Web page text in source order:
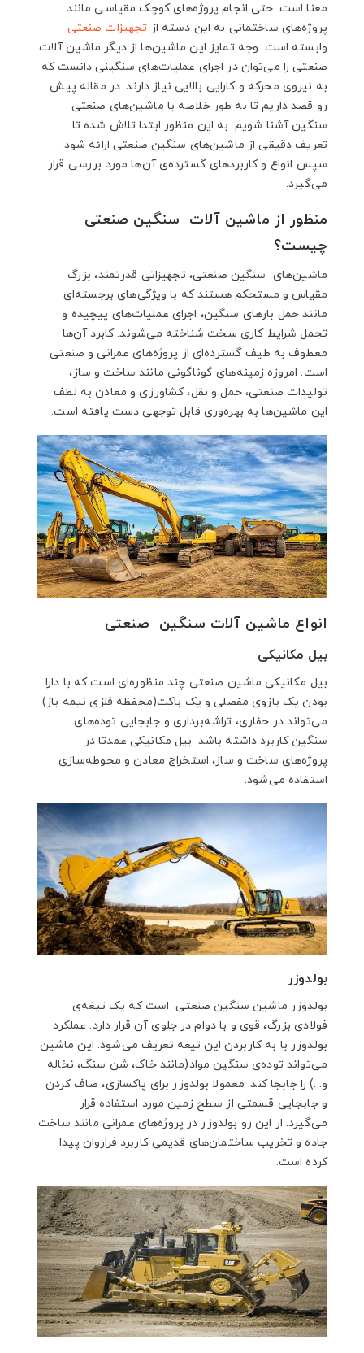
معنا است. حتی انجام پروژه‌های کوچک مقیاسی مانند
پروژه‌های ساختمانی به این دسته از تجهیزات صنعتی
وابسته است. وجه تمایز این ماشین‌ها از دیگر ماشین آلات
صنعتی را می‌توان در اجرای عملیات‌های سنگینی دانست که
به نیروی محرکه و کارایی بالایی نیاز دارند. در مقاله پیش
رو قصد داریم تا به طور خلاصه با ماشین‌های صنعتی
سنگین آشنا شویم. به این منظور ابتدا تلاش شده تا
تعریف دقیقی از ماشین‌های سنگین صنعتی ارائه شود.
سپس انواع و کاربردهای گسترده‌ی آن‌ها مورد بررسی قرار
می‌گیرد.
منظور از ماشین آلات سنگین صنعتی
چیست؟
ماشین‌های سنگین صنعتی، تجهیزاتی قدرتمند، بزرگ
مقیاس و مستحکم هستند که با ویژگی‌های برجسته‌ای
مانند حمل بارهای سنگین، اجرای عملیات‌های پیچیده و
تحمل شرایط کاری سخت شناخته می‌شوند. کابرد‌ آن‌ها
معطوف به طیف گسترده‌ای از پروژه‌های عمرانی و صنعتی
است. امروزه زمینه‌های گوناگونی مانند ساخت و ساز،
تولیدات صنعتی، حمل و نقل، کشاورزی و معادن به لطف
این ماشین‌ها به بهره‌وری قابل توجهی دست یافته است.
انواع ماشین آلات سنگین صنعتی
بیل مکانیکی
بیل‌ مکانیکی ماشین صنعتی چند منظوره‌ای است که با دارا
بودن یک بازوی مفصلی و یک باکت(محفظه فلزی نیمه باز)
می‌تواند در حفاری، تراشه‌برداری و جابجایی توده‌های
سنگین کاربرد داشته باشد. بیل مکانیکی عمدتا در
پروژه‌های ساخت و ساز، استخراج معادن و محوطه‌سازی
استفاده می‌شود.
بولدوزر
بولدوزر ماشین سنگین صنعتی است که یک تیغه‌ی
فولادی بزرگ، قوی و با دوام در جلوی آن قرار دارد. عملکرد
بولدوزر با به کاربردن این تیغه تعریف می‌شود. این ماشین
می‌تواند توده‌ی سنگین مواد(مانند خاک، شن سنگ، نخاله
و...) را جابجا کند. معمولا بولدوزر برای پاکسازی، صاف کردن
و جابجایی قسمتی از سطح زمین مورد استفاده قرار
می‌گیرد. از این رو بولدوزر در پروژه‌های عمرانی مانند ساخت
جاده و تخریب ساختمان‌های قدیمی کاربرد فراروان پیدا
کرده است.